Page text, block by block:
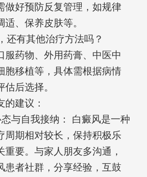
做好预防反复管理，如规律
、保养皮肤等。
还有其他治疗方法吗？
服药物、外用药膏、中医中
胞移植等，具体需根据病情
后选择。
的建议：
与自我接纳： 白癜风是一种
周期相对较长，保持积极乐
重要。与家人朋友多沟通，
患者社群，分享经验，互鼓